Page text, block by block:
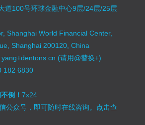
道100号环球金融中心9层/24层/25层
Shanghai World Financial Center,
Shanghai 200120, China
(请用@替换+)
182 6830
倒！7x24
公众号，即可随时在线咨询。 点击查